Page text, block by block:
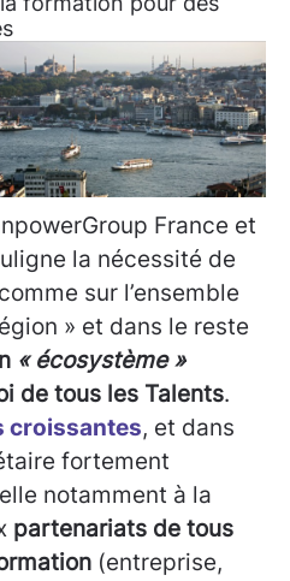
France et
la nécessité de
sur l’ensemble
» et dans le reste
« écosystème »
de tous les Talents.
croissantes, et dans
fortement
notamment à la
partenariats de tous
(entreprise,